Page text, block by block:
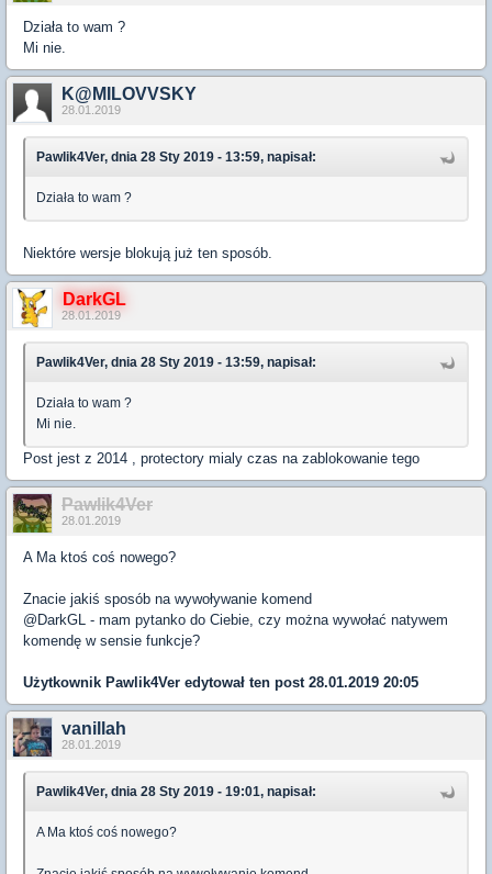
Działa to wam ?
Mi nie.
K@MILOVVSKY
28.01.2019
Pawlik4Ver, dnia 28 Sty 2019 - 13:59, napisał:
Działa to wam ?
Niektóre wersje blokują już ten sposób.
DarkGL
28.01.2019
Pawlik4Ver, dnia 28 Sty 2019 - 13:59, napisał:
Działa to wam ?
Mi nie.
Post jest z 2014 , protectory mialy czas na zablokowanie tego
Pawlik4Ver
28.01.2019
A Ma ktoś coś nowego?
Znacie jakiś sposób na wywoływanie komend
@DarkGL - mam pytanko do Ciebie, czy można wywołać natywem
komendę w sensie funkcje?
Użytkownik Pawlik4Ver edytował ten post 28.01.2019 20:05
vanillah
28.01.2019
Pawlik4Ver, dnia 28 Sty 2019 - 19:01, napisał:
A Ma ktoś coś nowego?